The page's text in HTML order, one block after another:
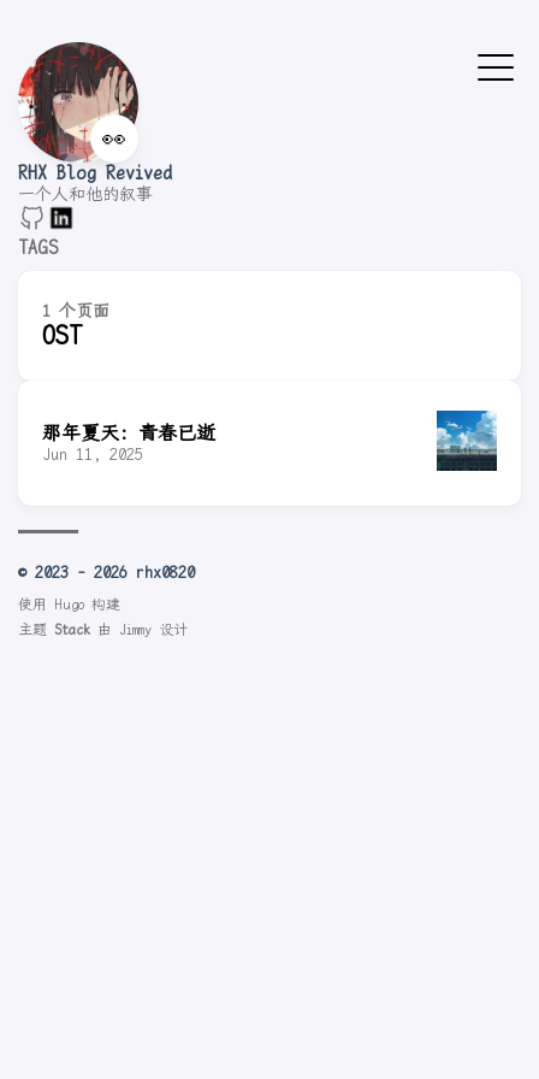
👀
RHX Blog Revived
一个人和他的叙事
TAGS
1 个页面
OST
那年夏天：青春已逝
Jun 11, 2025
© 2023 - 2026 rhx0820
使用 Hugo 构建
主题 Stack 由 Jimmy 设计